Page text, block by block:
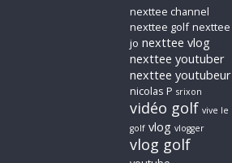
nexttee channel
nexttee golf nexttee
jo nexttee vlog
nexttee youtuber
nexttee youtubeur
nicolas P srixon
vidéo golf vive le
golf vlog vlogger
vlog golf